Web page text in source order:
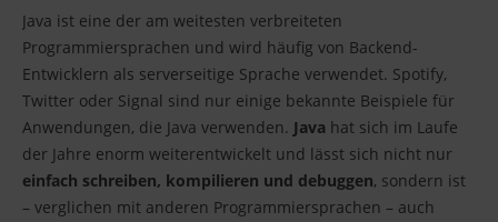
Java ist eine der am weitesten verbreiteten
Programmiersprachen und wird häufig von Backend-
Entwicklern als serverseitige Sprache verwendet. Spotify,
Twitter oder Signal sind nur einige bekannte Beispiele für
Anwendungen, die Java verwenden. Java hat sich im Laufe
der Jahre enorm weiterentwickelt und lässt sich nicht nur
einfach schreiben, kompilieren und debuggen, sondern ist
– verglichen mit anderen Programmiersprachen – auch